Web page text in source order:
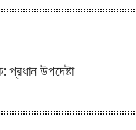
প্রধান উপদেষ্টা